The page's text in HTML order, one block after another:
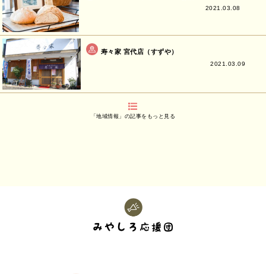
2021.03.08
寿々家 宮代店（すずや）
2021.03.09
「地域情報」の記事をもっと見る